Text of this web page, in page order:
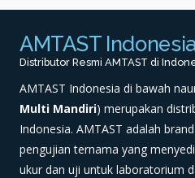
AMTAST
Distributor Resmi AMTAST di
AMTAST Indonesia di bawah
Multi Mandiri) merupakan
Indonesia. AMTAST adalah
pengujian ternama yang
ukur dan uji untuk laboratorium